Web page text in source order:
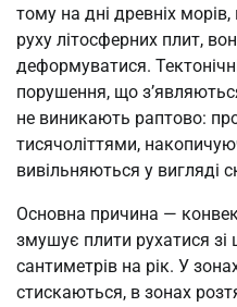
тому на дні древніх
руху літосферних плит,
деформуватися.
порушення, що
не виникають раптово:
тисячоліттями,
вивільняються у вигляді
Основна причина —
змушує плити рухатися зі
сантиметрів на рік. У
стискаються, в зонах